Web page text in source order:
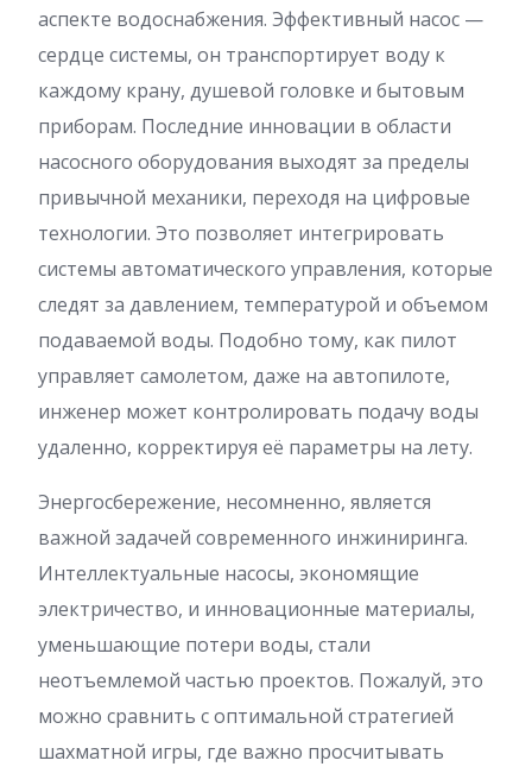
аспекте водоснабжения. Эффективный насос —
сердце системы, он транспортирует воду к
каждому крану, душевой головке и бытовым
приборам. Последние инновации в области
насосного оборудования выходят за пределы
привычной механики, переходя на цифровые
технологии. Это позволяет интегрировать
системы автоматического управления, которые
следят за давлением, температурой и объемом
подаваемой воды. Подобно тому, как пилот
управляет самолетом, даже на автопилоте,
инженер может контролировать подачу воды
удаленно, корректируя её параметры на лету.
Энергосбережение, несомненно, является
важной задачей современного инжиниринга.
Интеллектуальные насосы, экономящие
электричество, и инновационные материалы,
уменьшающие потери воды, стали
неотъемлемой частью проектов. Пожалуй, это
можно сравнить с оптимальной стратегией
шахматной игры, где важно просчитывать